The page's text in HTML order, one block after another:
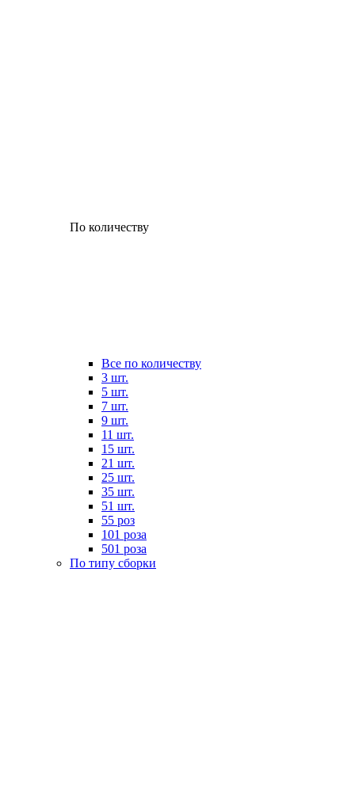
По количеству
Все по количеству
3 шт.
5 шт.
7 шт.
9 шт.
11 шт.
15 шт.
21 шт.
25 шт.
35 шт.
51 шт.
55 роз
101 роза
501 роза
По типу сборки